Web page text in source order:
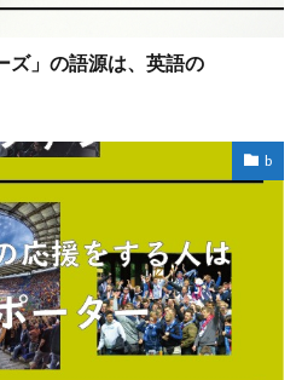
ズ」の語源は、英語の
b